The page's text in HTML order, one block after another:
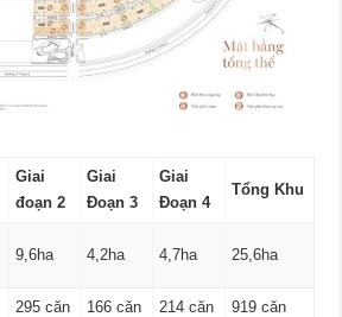
Giai
đoạn 2
Giai
Đoạn 3
Giai
Đoạn 4
Tổng Khu
9,6ha 4,2ha 4,7ha 25,6ha
295 căn 166 căn 214 căn 919 căn